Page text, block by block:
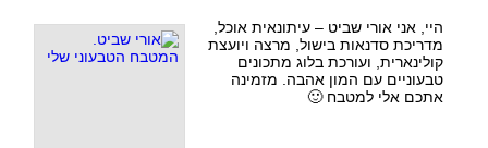
היי, אני אורי שביט – עיתונאית אוכל,
מדריכת סדנאות בישול, מרצה ויועצת
קולינארית, ועורכת בלוג מתכונים
טבעוניים עם המון אהבה. מזמינה
אתכם אלי למטבח 🙂